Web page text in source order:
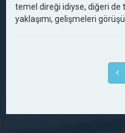
temel direği idiyse, diğeri de
yaklaşımı, gelişmeleri